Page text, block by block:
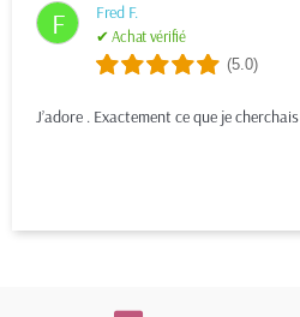
F Fred F.
✔ Achat vérifié
(5.0)
J’adore . Exactement ce que je cherchais